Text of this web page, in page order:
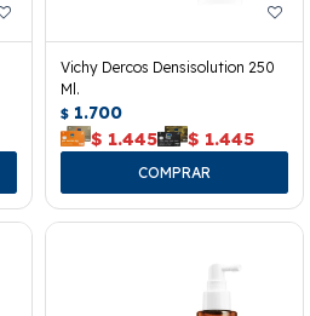
Vichy Dercos Densisolution 250
Ml.
$ 1.700
$ 1.445 $ 1.445